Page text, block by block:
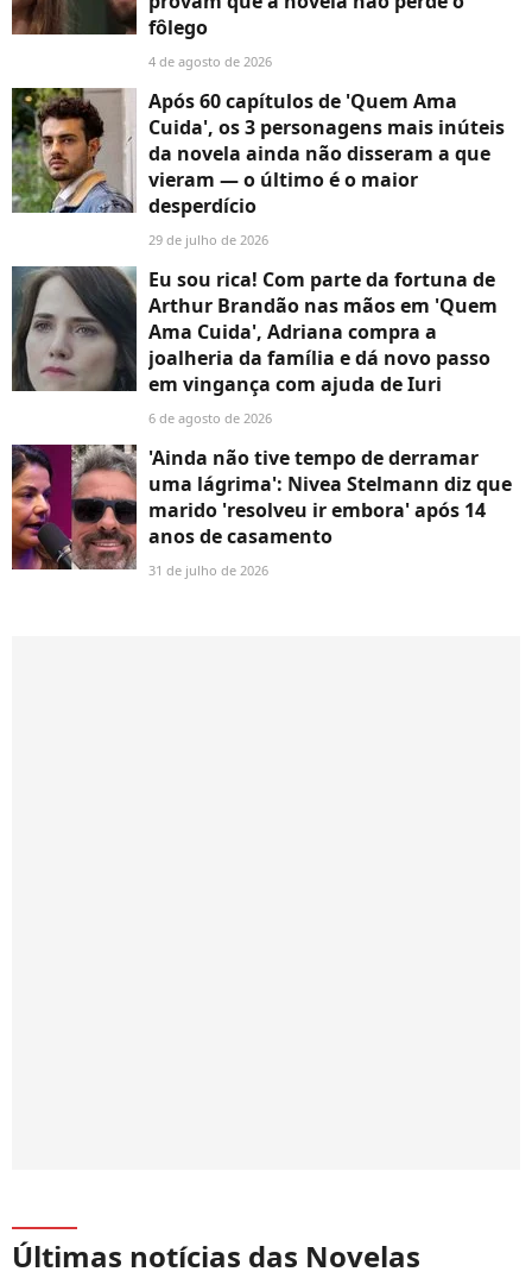
fôlego
4 de agosto de 2026
Após 60 capítulos de 'Quem Ama
Cuida', os 3 personagens mais inúteis
da novela ainda não disseram a que
vieram — o último é o maior
desperdício
29 de julho de 2026
Eu sou rica! Com parte da fortuna de
Arthur Brandão nas mãos em 'Quem
Ama Cuida', Adriana compra a
joalheria da família e dá novo passo
em vingança com ajuda de Iuri
6 de agosto de 2026
'Ainda não tive tempo de derramar
uma lágrima': Nivea Stelmann diz que
marido 'resolveu ir embora' após 14
anos de casamento
31 de julho de 2026
Últimas notícias das Novelas